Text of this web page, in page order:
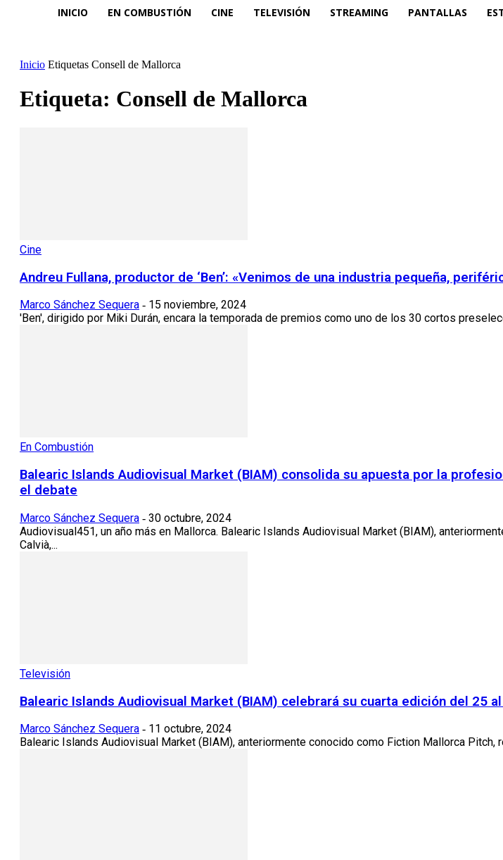
INICIO EN COMBUSTIÓN CINE TELEVISIÓN STREAMING PANTALLAS
Inicio Etiquetas Consell de Mallorca
Etiqueta: Consell de Mallorca
Cine
Andreu Fullana, productor de ‘Ben’: «Venimos de una industria pequeña,
Marco Sánchez Sequera - 15 noviembre, 2024
'Ben', dirigido por Miki Durán, encara la temporada de premios como uno de los 30 cortos
En Combustión
Balearic Islands Audiovisual Market (BIAM) consolida su apuesta por la
el debate
Marco Sánchez Sequera - 30 octubre, 2024
Audiovisual451, un año más en Mallorca. Balearic Islands Audiovisual Market (BIAM),
Calvià,...
Televisión
Balearic Islands Audiovisual Market (BIAM) celebrará su cuarta edición del 25
Marco Sánchez Sequera - 11 octubre, 2024
Balearic Islands Audiovisual Market (BIAM), anteriormente conocido como Fiction Mallorca Pitch,